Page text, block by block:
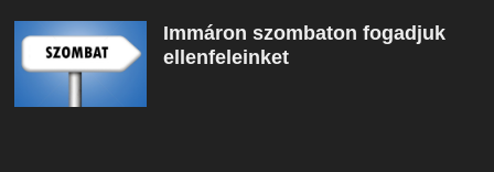
Immáron szombaton fogadjuk
ellenfeleinket